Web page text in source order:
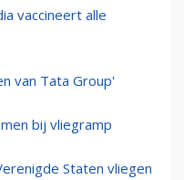
vaccineert alle
van Tata Group'
bij vliegramp
Staten vliegen